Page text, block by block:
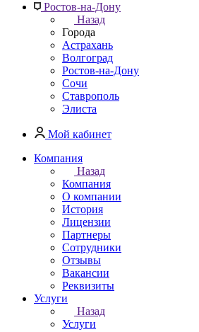
Ростов-на-Дону
Назад
Города
Астрахань
Волгоград
Ростов-на-Дону
Сочи
Ставрополь
Элиста
Мой кабинет
Компания
Назад
Компания
О компании
История
Лицензии
Партнеры
Сотрудники
Отзывы
Вакансии
Реквизиты
Услуги
Назад
Услуги